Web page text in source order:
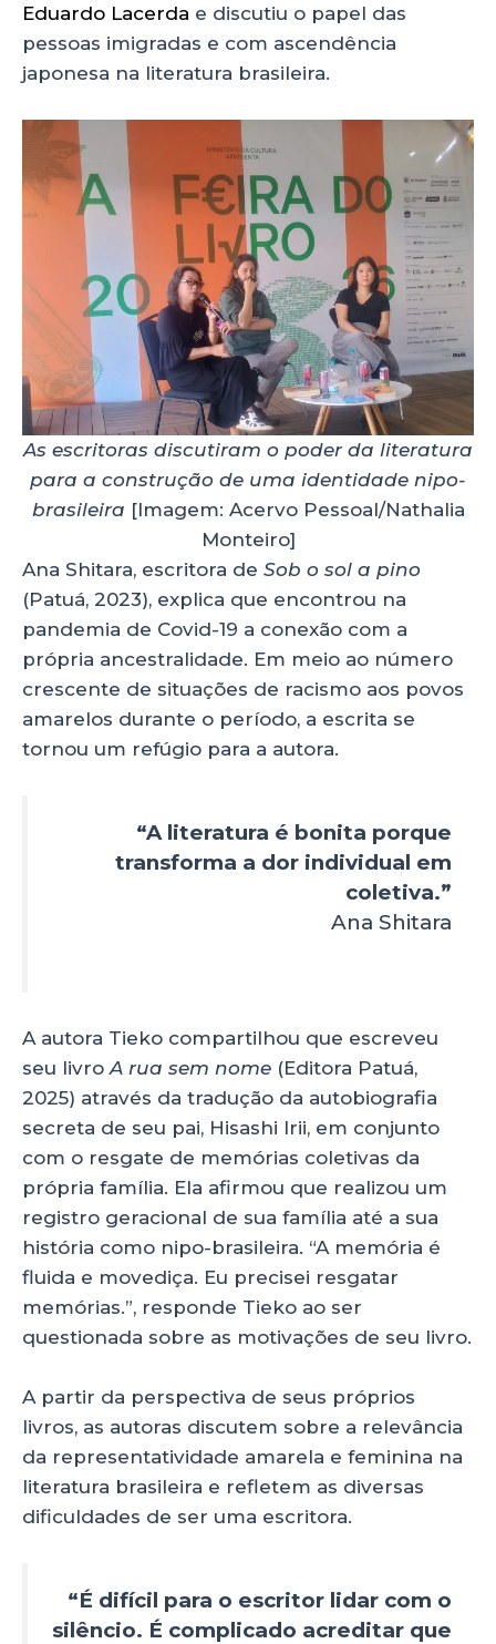
Eduardo Lacerda e discutiu o papel das
pessoas imigradas e com ascendência
japonesa na literatura brasileira.
As escritoras discutiram o poder da literatura
para a construção de uma identidade nipo-
brasileira [Imagem: Acervo Pessoal/Nathalia
Monteiro]
Ana Shitara, escritora de Sob o sol a pino
(Patuá, 2023), explica que encontrou na
pandemia de Covid-19 a conexão com a
própria ancestralidade. Em meio ao número
crescente de situações de racismo aos povos
amarelos durante o período, a escrita se
tornou um refúgio para a autora.
“A literatura é bonita porque
transforma a dor individual em
coletiva.”
Ana Shitara
A autora Tieko compartilhou que escreveu
seu livro A rua sem nome (Editora Patuá,
2025) através da tradução da autobiografia
secreta de seu pai, Hisashi Irii, em conjunto
com o resgate de memórias coletivas da
própria família. Ela afirmou que realizou um
registro geracional de sua família até a sua
história como nipo-brasileira. “A memória é
fluida e movediça. Eu precisei resgatar
memórias.”, responde Tieko ao ser
questionada sobre as motivações de seu livro.
A partir da perspectiva de seus próprios
livros, as autoras discutem sobre a relevância
da representatividade amarela e feminina na
literatura brasileira e refletem as diversas
dificuldades de ser uma escritora.
“É difícil para o escritor lidar com o
silêncio. É complicado acreditar que